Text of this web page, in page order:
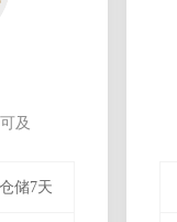
及
储7天